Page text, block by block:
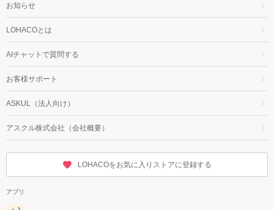
お知らせ
LOHACOとは
AIチャットで質問する
お客様サポート
ASKUL（法人向け）
アスクル株式会社（会社概要）
LOHACOをお気に入りストアに登録する
アプリ